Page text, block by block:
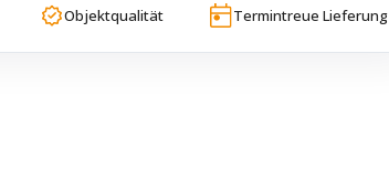
Objektqualität Termintreue Lieferung